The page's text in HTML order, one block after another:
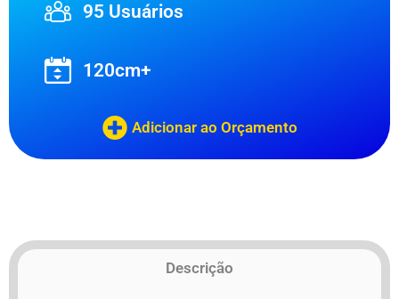
95 Usuários
120cm+
Adicionar ao Orçamento
Descrição